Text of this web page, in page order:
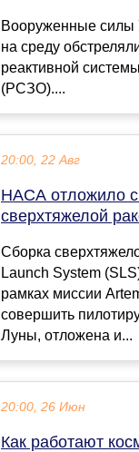
Вооруженные силы
на среду
реактивной
(РСЗО)....
20:00, 22 Авг
НАСА отложило
сверхтяжелой
Сборка
Launch System
рамках миссии
совершить
Луны, отложена и...
20:00, 26 Июн
Как работают